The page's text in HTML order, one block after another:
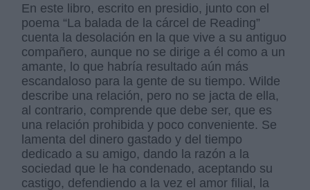
En este libro, escrito en presidio, junto con el
poema “La balada de la cárcel de Reading”
cuenta la desolación en la que vive a su antiguo
compañero, aunque no se dirige a él como a un
amante, lo que habría resultado aún más
escandaloso para la gente de su tiempo. Wilde
describe una relación, pero no se jacta de ella,
al contrario, comprende que debe ser, que es
una relación prohibida y poco conveniente. Se
lamenta del dinero gastado y del tiempo
dedicado a su amigo, dando la razón a la
sociedad que le ha condenado, aceptando su
castigo, defendiendo a la vez el amor filial, la